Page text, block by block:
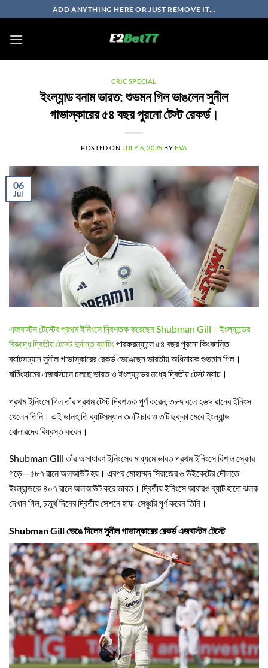
to
content
ADD ANYTHING HERE OR JUST REMOVE IT...
CRIC SPECIAL
ইংল্যান্ড বনাম ভারত: শুভমন গিল ভাঙলেন সুনীল
গাভাস্কারের ৫৪ বছর পুরনো টেস্ট রেকর্ড।
POSTED ON JULY 6, 2025 BY EVA
06
Jul
এজবাস্টন টেস্টের প্রথম ইনিংসে দ্বিশতক করেছেন Shubman Gill। ইংল্যান্ডের
বিরুদ্ধে দ্বিতীয় টেস্টে দুর্দান্ত ব্যাটিং পারফরম্যান্সে ৫৪ বছর পুরনো কিংবদন্তি
ব্যাটসম্যান সুনীল গাভাস্কারের রেকর্ড ভেঙেছেন ভারতীয় অধিনায়ক শুভমান গিল।
বার্মিংহামের এজবাস্টনে চলছে ভারত ও ইংল্যান্ডের মধ্যে দ্বিতীয় টেস্ট ম্যাচ।
প্রথম ইনিংসে গিল তাঁর প্রথম টেস্ট দ্বিশতক পূর্ণ করেন, ৩৮৭ বলে ২৬৯ রানের ইনিংস
খেলেন তিনি। এই ডানহাতি ব্যাটসম্যান ৩০টি চার ও ৩টি ছক্কা মেরে ইংল্যান্ড
বোলারদের বিধ্বস্ত করেন।
Shubman Gill তাঁর অসাধারণ ইনিংসের মাধ্যমে ভারত প্রথম ইনিংসে বিশাল স্কোর
গড়ে—৫৮৭ রানে অলআউট হয়। এরপর মোহাম্মদ সিরাজের ৬ উইকেটের দৌলতে
ইংল্যান্ডকে ৪০৭ রানে অলআউট করে ভারত। দ্বিতীয় ইনিংসে আবারও ব্যাট হাতে ঝলক
দেখান গিল, চতুর্থ দিনের দ্বিতীয় সেশনে হাফ-সেঞ্চুরি পূর্ণ করেন তিনি।
Shubman Gill ভেঙে দিলেন সুনীল গাভাস্কারের রেকর্ড এজবাস্টন টেস্টে